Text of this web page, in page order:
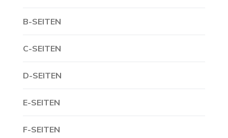
B-SEITEN
C-SEITEN
D-SEITEN
E-SEITEN
F-SEITEN